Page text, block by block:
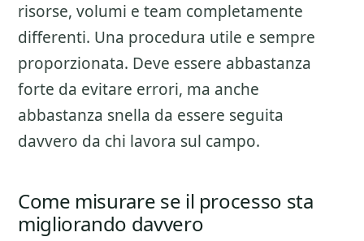
risorse, volumi e team completamente
differenti. Una procedura utile e sempre
proporzionata. Deve essere abbastanza
forte da evitare errori, ma anche
abbastanza snella da essere seguita
davvero da chi lavora sul campo.
Come misurare se il processo sta
migliorando davvero